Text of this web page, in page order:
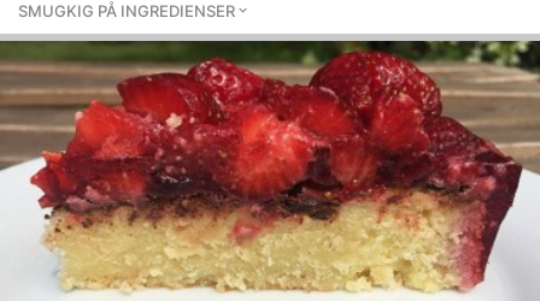
SMUGKIG PÅ INGREDIENSER